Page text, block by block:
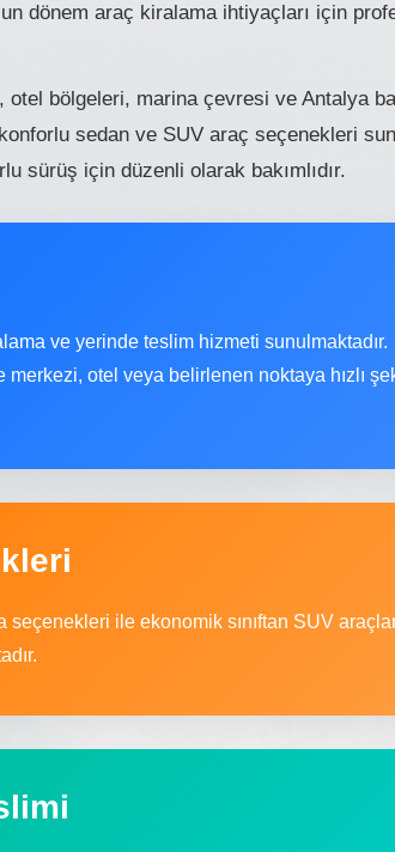
dönem araç kiralama ihtiyaçları için
bölgeleri, marina çevresi ve Antalya
sedan ve SUV araç seçenekleri
sürüş için düzenli olarak bakımlıdır.
ve yerinde teslim hizmeti sunulmaktadır.
merkezi, otel veya belirlenen noktaya hızlı
seçenekleri ile ekonomik sınıftan SUV